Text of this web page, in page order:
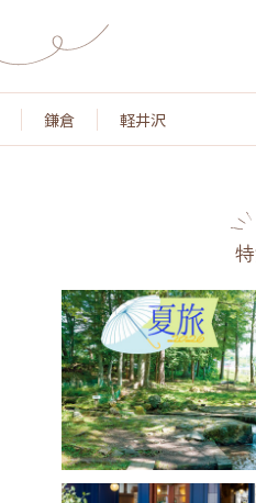
鎌倉 軽井沢
名所・旧跡 温泉・スパ